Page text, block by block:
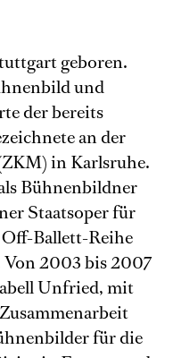
geboren.
und
der bereits
an der
in Karlsruhe.
Bühnenbildner
Staatsoper für
Ballett-Reihe
2003 bis 2007
Unfried, mit
für die